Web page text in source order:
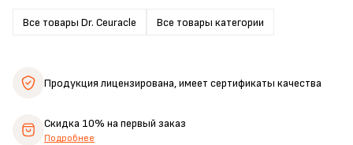
Все товары Dr. Ceuracle Все товары категории
Продукция лицензирована,имеет сертификаты качества
Скидка 10% на первый заказ
Подробнее